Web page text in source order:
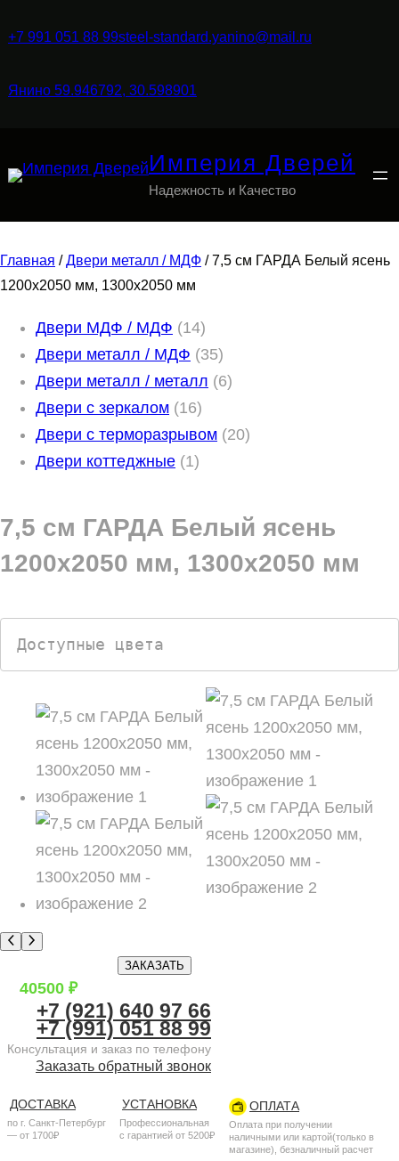
+7 991 051 88 99steel-standard.yanino@mail.ru
Янино 59.946792, 30.598901
Империя Дверей
Надежность и Качество
Главная /Двери металл / МДФ / 7,5 см ГАРДА Белый ясень
1200х2050 мм, 1300х2050 мм
Двери МДФ / МДФ 141
4
т
о
в
в
Двери металл / МДФ 353
5
о
о
в
Двери металл / металл 66
о
о
в
Двери с зеркалом 161
6
т
а
р
в
Двери с терморазрывом 202
о
в
а
о
Двери коттеджные 11
в
а
7,5 см ГАРДА Белый ясень
1200х2050 мм, 1300х2050 мм
Доступные цвета
40500₽
ЗАКАЗАТЬ
+7 (921) 640 97 66
+7 (991) 051 88 99
Консультация и заказ по телефону
Заказать обратный звонок
ДОСТАВКА
по г. Санкт-Петербург
— от 1700₽
УСТАНОВКА
Профессиональная
с гарантией от 5200₽
ОПЛАТА
Оплата при получении
наличными или картой(только в
магазине), безналичный расчет